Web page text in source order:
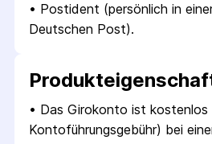
• Postident (persönlich in
Deutschen Post).
• Das Girokonto ist kostenlos
Kontoführungsgebühr) bei